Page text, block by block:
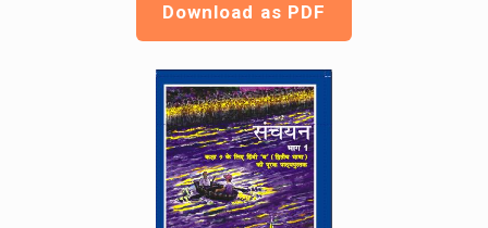
Download as PDF